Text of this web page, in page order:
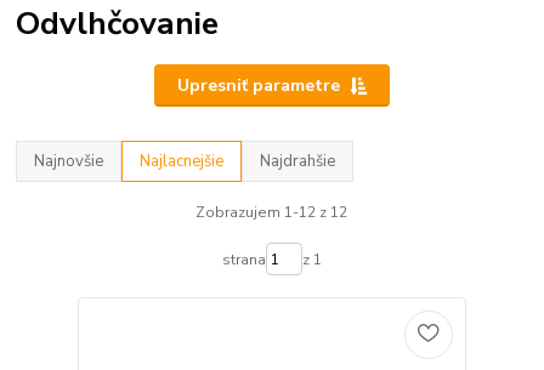
Odvlhčovanie
Upresniť parametre
Najnovšie Najlacnejšie Najdrahšie
Zobrazujem 1-12 z 12
strana z 1